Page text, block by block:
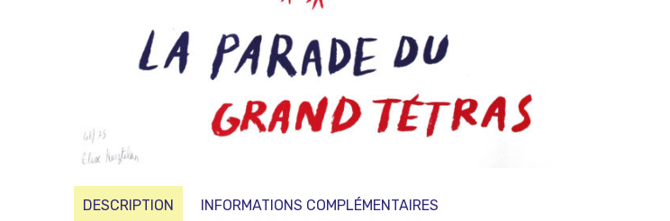
DESCRIPTION INFORMATIONS COMPLÉMENTAIRES